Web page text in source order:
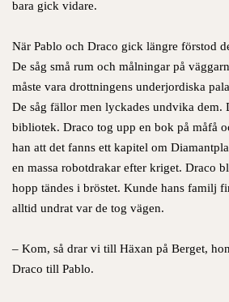
bara gick vidare.
När Pablo och Draco gick längre förstod
De såg små rum och målningar på
måste vara drottningens underjordiska
De såg fällor men lyckades undvika dem.
bibliotek. Draco tog upp en bok på måfå
han att det fanns ett kapitel om
en massa robotdrakar efter kriget. Draco
hopp tändes i bröstet. Kunde hans familj
alltid undrat var de tog vägen.
– Kom, så drar vi till Häxan på Berget,
Draco till Pablo.